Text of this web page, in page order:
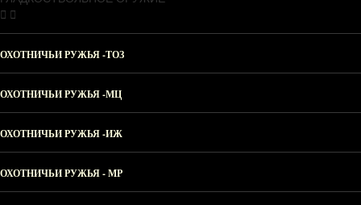
ОХОТНИЧЬИ РУЖЬЯ -ТОЗ
ОХОТНИЧЬИ РУЖЬЯ -МЦ
ОХОТНИЧЬИ РУЖЬЯ -ИЖ
ОХОТНИЧЬИ РУЖЬЯ - МР